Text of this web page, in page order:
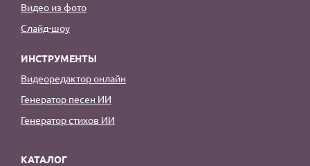
Видео из фото
Слайд-шоу
ИНСТРУМЕНТЫ
Видеоредактор онлайн
Генератор песен ИИ
Генератор стихов ИИ
КАТАЛОГ